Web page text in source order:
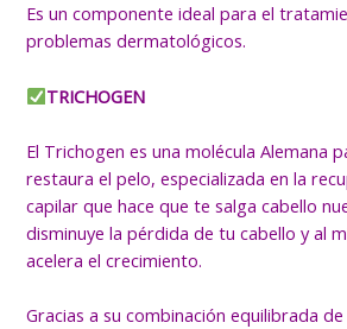
Es un componente ideal para el
problemas dermatológicos.
TRICHOGEN
El Trichogen es una molécula Alemana
restaura el pelo, especializada en la
capilar que hace que te salga cabello
disminuye la pérdida de tu cabello y al
acelera el crecimiento.
Gracias a su combinación equilibrada